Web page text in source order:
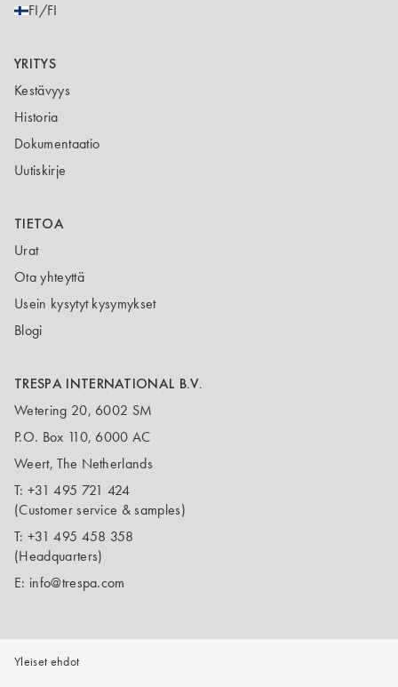
FI/FI
YRITYS
Kestävyys
Historia
Dokumentaatio
Uutiskirje
TIETOA
Urat
Ota yhteyttä
Usein kysytyt kysymykset
Blogi
TRESPA INTERNATIONAL B.V.
Wetering 20, 6002 SM
P.O. Box 110, 6000 AC
Weert, The Netherlands
T: +31 495 721 424
(Customer service & samples)
T: +31 495 458 358
(Headquarters)
E: info@trespa.com
Yleiset ehdot